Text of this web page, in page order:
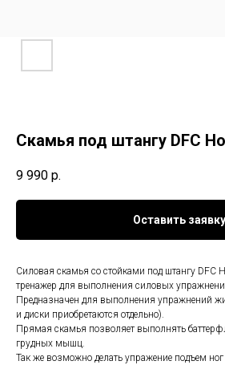
Скамья под штангу DFC
9 990 р.
Оставить заявку
Силовая скамья со стойками под штангу DFC
тренажер для выполнения силовых
Предназначен для выполнения упражнений
и диски приобретаются отдельно).
Прямая скамья позволяет выполнять
грудных мышц.
Так же возможно делать упражение подъем